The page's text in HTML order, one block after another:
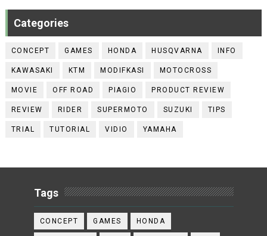
Categories
CONCEPT GAMES HONDA HUSQVARNA INFO
KAWASAKI KTM MODIFKASI MOTOCROSS
MOVIE OFF ROAD PIAGIO PRODUCT REVIEW
REVIEW RIDER SUPERMOTO SUZUKI TIPS
TRIAL TUTORIAL VIDIO YAMAHA
Tags
CONCEPT GAMES HONDA